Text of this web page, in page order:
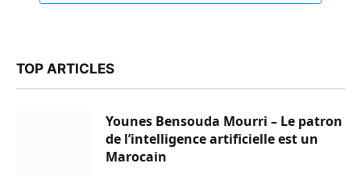
TOP ARTICLES
Younes Bensouda Mourri – Le patron
de l’intelligence artificielle est un
Marocain